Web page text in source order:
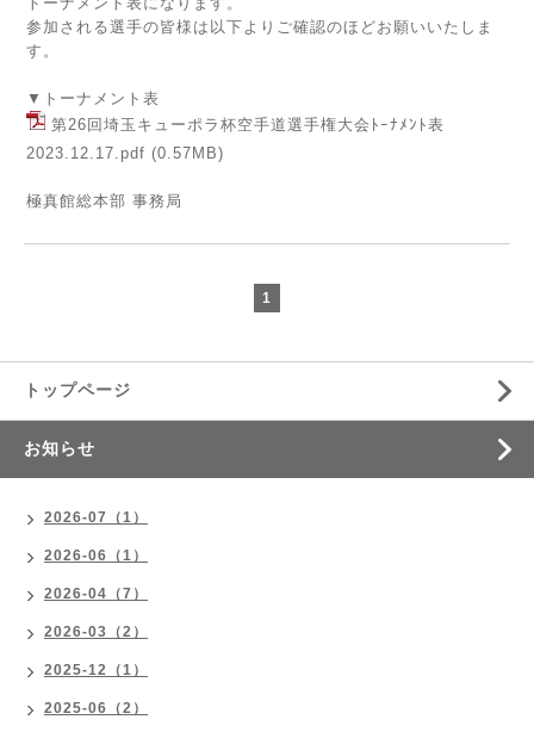
参加される選手の皆様は以下よりご確認のほどお願いいたしま
す。
▼トーナメント表
第26回埼玉キューポラ杯空手道選手権大会ﾄｰﾅﾒﾝﾄ表
2023.12.17.pdf (0.57MB)
極真館総本部 事務局
1
トップページ
お知らせ
2026-07（1）
2026-06（1）
2026-04（7）
2026-03（2）
2025-12（1）
2025-06（2）